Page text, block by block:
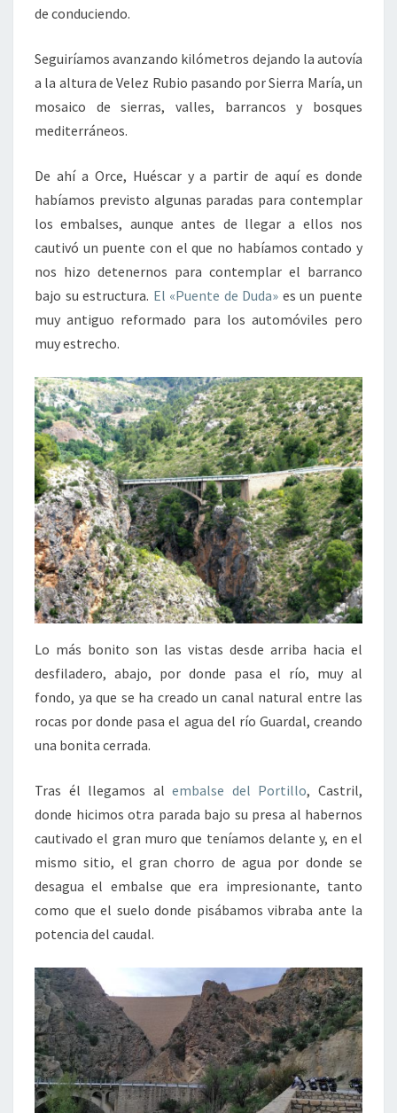
de conduciendo.
Seguiríamos avanzando kilómetros dejando la autovía
a la altura de Velez Rubio pasando por Sierra María, un
mosaico de sierras, valles, barrancos y bosques
mediterráneos.
De ahí a Orce, Huéscar y a partir de aquí es donde
habíamos previsto algunas paradas para contemplar
los embalses, aunque antes de llegar a ellos nos
cautivó un puente con el que no habíamos contado y
nos hizo detenernos para contemplar el barranco
bajo su estructura. El «Puente de Duda» es un puente
muy antiguo reformado para los automóviles pero
muy estrecho.
Lo más bonito son las vistas desde arriba hacia el
desfiladero, abajo, por donde pasa el río, muy al
fondo, ya que se ha creado un canal natural entre las
rocas por donde pasa el agua del río Guardal, creando
una bonita cerrada.
Tras él llegamos alembalse del Portillo, Castril,
donde hicimos otra parada bajo su presa al habernos
cautivado el gran muro que teníamos delante y, en el
mismo sitio, el gran chorro de agua por donde se
desagua el embalse que era impresionante, tanto
como que el suelo donde pisábamos vibraba ante la
potencia del caudal.